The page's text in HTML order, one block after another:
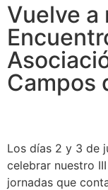
Vuelve a
Campos
Los días 2 y 3 de
celebrar nuestro
jornadas que